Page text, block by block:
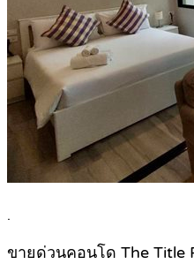
.
ขายด่วนคอนโด The Title